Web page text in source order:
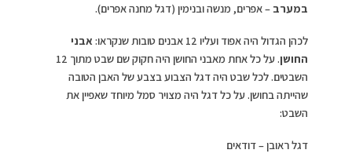
במערב – אפרים, מנשה ובנימין (דגל מחנה אפרים).
לכהן הגדול היה אפוד ועליו 12 אבנים טובות שנקראו:
אבני
החושן
. על כל אחת מאבני החושן היה חקוק שם שבט מתוך 12
השבטים. לכל שבט היה דגל הצבוע בצבע של האבן הטובה
שהייתה בחושן. על כל דגל היה מצויר סמל מיוחד שאפיין את
השבט:
דגל ראובן – דודאים